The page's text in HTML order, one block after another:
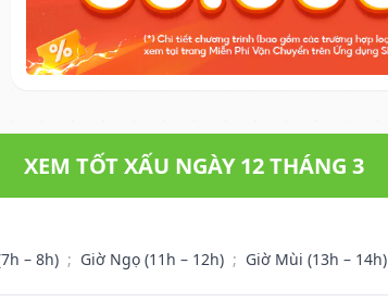
XEM TỐT XẤU NGÀY 12 THÁNG 3
– 8h) ; Giờ Ngọ (11h – 12h) ; Giờ Mùi (13h – 14h)